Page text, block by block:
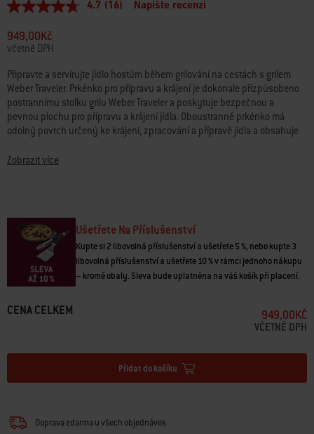
Průměrné
4.7
z
5
hvězdiček.
Read
16
Reviews.
Stejný
odkaz
na
4.7 (16) Napište recenzi
949,00Kč
včetně DPH
Připravte a servírujte jídlo hostům během grilování na cestách s grilem
Weber Traveler. Prkénko pro přípravu a krájení je dokonale přizpůsobeno
postrannímu stolku grilu Weber Traveler a poskytuje bezpečnou a
pevnou plochu pro přípravu a krájení jídla. Oboustranné prkénko má
odolný povrch určený ke krájení, zpracování a přípravě jídla a obsahuje
širokým drážkám pro sběr přebytečných tekutin je ideální pro přípravu
• Možnost oboustranného použití pro přípravu a krájení
• Protiskluzové úchyty udržují prkénko na místě během používání
• Šetří ostří nožů
• Drážka na okraji k zachycení tekutin
Zobrazit více
Ušetřete Na Příslušenství
Kupte si 2 libovolná příslušenství a ušetřete 5 %, nebo kupte 3
libovolná příslušenství a ušetřete 10 % v rámci jednoho nákupu
– kromě obaly. Sleva bude uplatněna na váš košík při placení.
CENA CELKEM 949,00KČ
VČETNĚ DPH
Přidat do košíku
Doprava zdarma u všech objednávek